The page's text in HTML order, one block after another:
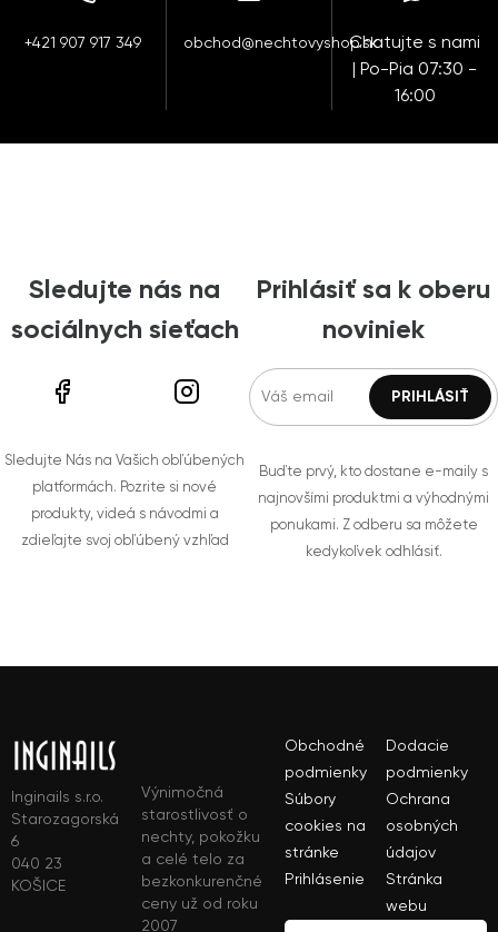
+421 907 917 349 obchod@nechtovyshop.skChatujte s nami
| Po-Pia 07:30 -
16:00
Sledujte nás na
sociálnych sieťach
Sledujte Nás na Vašich obľúbených
platformách. Pozrite si nové
produkty, videá s návodmi a
zdieľajte svoj obľúbený vzhľad
Prihlásiť sa k oberu
noviniek
Buďte prvý, kto dostane e-maily s
najnovšími produktmi a výhodnými
ponukami. Z odberu sa môžete
kedykoľvek odhlásiť.
Inginails s.r.o.
Starozagorská
6
040 23
KOŠICE
Výnimočná
starostlivosť o
nechty, pokožku
a celé telo za
bezkonkurenčné
ceny už od roku
2007
Obchodné
podmienky
Dodacie
podmienky
Súbory
cookies na
stránke
Ochrana
osobných
údajov
Prihlásenie
Stránka
webu